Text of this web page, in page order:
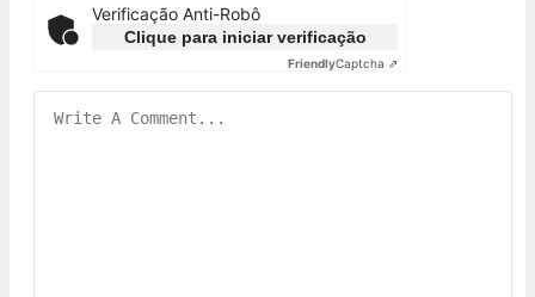
Verificação Anti-Robô
Clique para iniciar verificação
FriendlyCaptcha ⇗